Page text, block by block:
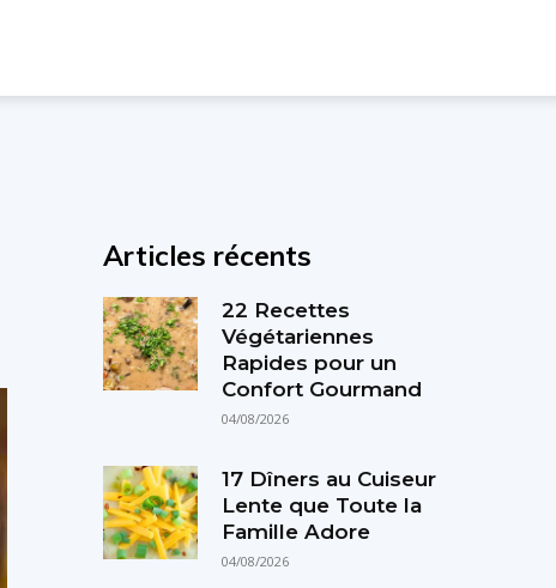
Articles récents
22 Recettes
Végétariennes
Rapides pour un
Confort Gourmand
04/08/2026
17 Dîners au Cuiseur
Lente que Toute la
Famille Adore
04/08/2026